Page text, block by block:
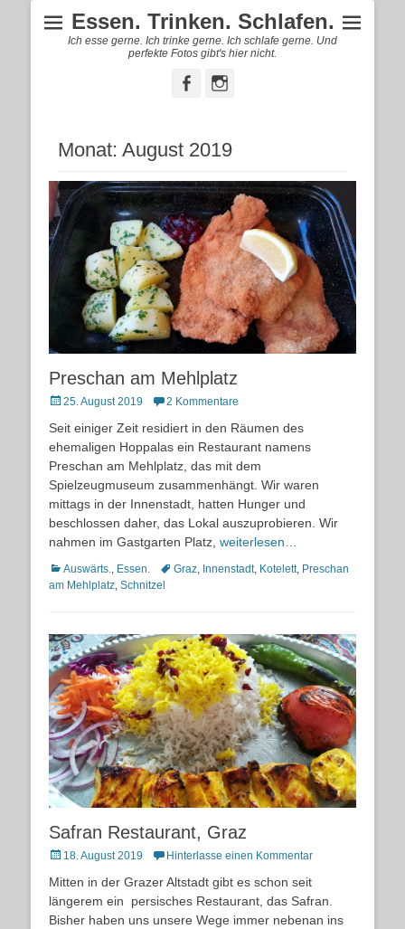
Essen. Trinken. Schlafen.
Ich esse gerne. Ich trinke gerne. Ich schlafe gerne. Und
perfekte Fotos gibt's hier nicht.
FacebookInstagram
Monat: August 2019
Preschan am Mehlplatz
Posted
25. August 2019 2 Kommentare
Seit einiger Zeit residiert in den Räumen des
ehemaligen Hoppalas ein Restaurant namens
Preschan am Mehlplatz, das mit dem
Spielzeugmuseum zusammenhängt. Wir waren
mittags in der Innenstadt, hatten Hunger und
beschlossen daher, das Lokal auszuprobieren. Wir
nahmen im Gastgarten Platz, weiterlesen…
Kategorien
Auswärts., Essen. Schlagworte
Graz, Innenstadt, Kotelett, Preschan
am Mehlplatz, Schnitzel
Safran Restaurant, Graz
Posted
18. August 2019 Hinterlasse einen Kommentar
Mitten in der Grazer Altstadt gibt es schon seit
längerem ein persisches Restaurant, das Safran.
Bisher haben uns unsere Wege immer nebenan ins